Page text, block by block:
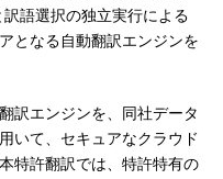
語選択の独立実行による
となる自動翻訳エンジンを
訳エンジンを、同社データ
いて、セキュアなクラウド
特許翻訳では、特許特有の